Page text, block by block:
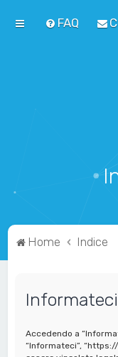
FAQ
Home Indice
Accedendo a
“Informateci”,